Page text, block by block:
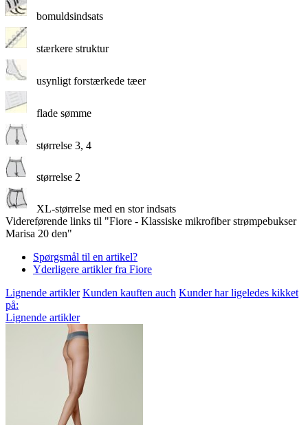
bomuldsindsats
stærkere struktur
usynligt forstærkede tæer
flade sømme
størrelse 3, 4
størrelse 2
XL-størrelse med en stor indsats
Videreførende links til "Fiore - Klassiske mikrofiber strømpebukser
Marisa 20 den"
Spørgsmål til en artikel?
Yderligere artikler fra Fiore
Lignende artikler Kunden kauften auch Kunder har ligeledes kikket
på:
Lignende artikler